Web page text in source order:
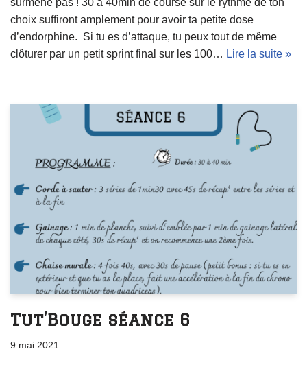
choix suffiront amplement pour avoir ta petite dose
d’endorphine. Si tu es d’attaque, tu peux tout de même
clôturer par un petit sprint final sur les 100… Lire la suite »
Tut’Bouge séance 6
9 mai 2021